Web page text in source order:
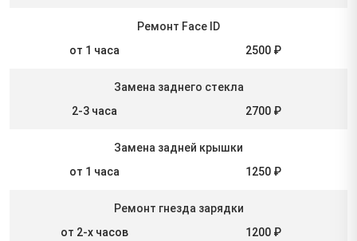
Ремонт Face ID
от 1 часа
2500 ₽
Замена заднего стекла
2-3 часа
2700 ₽
Замена задней крышки
от 1 часа
1250 ₽
Ремонт гнезда зарядки
от 2-х часов
1200 ₽